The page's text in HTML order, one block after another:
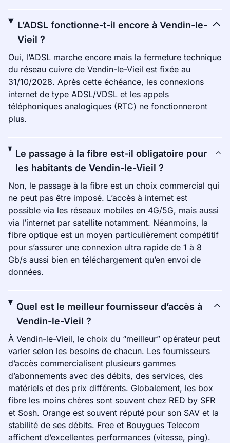
L’ADSL fonctionne-t-il encore à Vendin-le-
Vieil ?
Oui, l’ADSL marche encore mais la fermeture technique
du réseau cuivre de Vendin-le-Vieil est fixée au
31/10/2028. Après cette échéance, les connexions
internet de type ADSL/VDSL et les appels
téléphoniques analogiques (RTC) ne fonctionneront
plus.
Le passage à la fibre est-il obligatoire pour
les habitants de Vendin-le-Vieil ?
Non, le passage à la fibre est un choix commercial qui
ne peut pas être imposé. L’accès à internet est
possible via les réseaux mobiles en 4G/5G, mais aussi
via l’internet par satellite notamment. Néanmoins, la
fibre optique est un moyen particulièrement compétitif
pour s’assurer une connexion ultra rapide de 1 à 8
Gb/s aussi bien en téléchargement qu’en envoi de
données.
Quel est le meilleur fournisseur d’accès à
Vendin-le-Vieil ?
À Vendin-le-Vieil, le choix du “meilleur” opérateur peut
varier selon les besoins de chacun. Les fournisseurs
d’accès commercialisent plusieurs gammes
d’abonnements avec des débits, des services, des
matériels et des prix différents. Globalement, les box
fibre les moins chères sont souvent chez RED by SFR
et Sosh. Orange est souvent réputé pour son SAV et la
stabilité de ses débits. Free et Bouygues Telecom
affichent d’excellentes performances (vitesse, ping).